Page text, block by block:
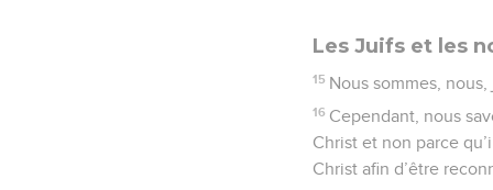
Les Juifs et les
15 Nous sommes,
16 Cependant, nous
Christ et non parce
Christ afin d’être